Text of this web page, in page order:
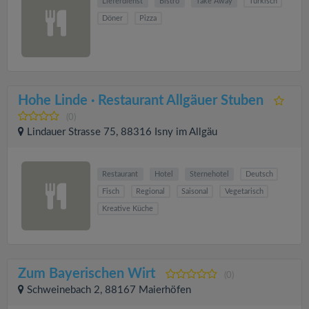
Döner Pizza
Hohe Linde · Restaurant Allgäuer Stuben
(0)
Lindauer Strasse 75, 88316 Isny im Allgäu
Restaurant Hotel Sternehotel Deutsch
Fisch Regional Saisonal Vegetarisch
Kreative Küche
Zum Bayerischen Wirt (0)
Schweinebach 2, 88167 Maierhöfen